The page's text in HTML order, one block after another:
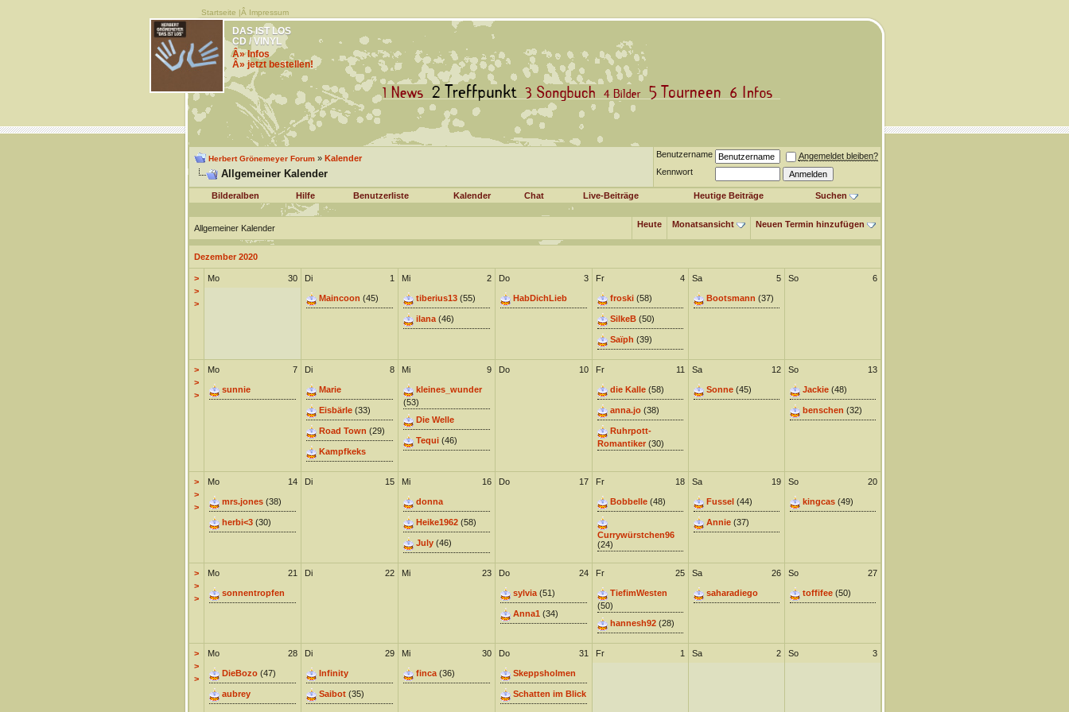
Startseite |Â Impressum
DAS IST LOS
CD / VINYL
Â» Infos
Â» jetzt bestellen!
Herbert Grönemeyer Forum» Kalender
Allgemeiner Kalender
Benutzername
Angemeldet bleiben?
Kennwort
Bilderalben Hilfe Benutzerliste Kalender Chat Live-Beiträge Heutige Beiträge Suchen
Allgemeiner Kalender Heute Monatsansicht Neuen Termin hinzufügen
Dezember 2020
>
>
>
30
Mo 1
Di
Maincoon (45)
2
Mi
tiberius13(55)
ilana(46)
3
Do
HabDichLieb
4
Fr
froski(58)
SilkeB(50)
Saïph (39)
5
Sa
Bootsmann (37)
6
So
>
>
>
7
Mo
sunnie
8
Di
Marie
Eisbärle(33)
Road Town (29)
Kampfkeks
9
Mi
kleines_wunder
(53)
Die Welle
Tequi(46)
10
Do 11
Fr
die Kalle(58)
anna.jo(38)
Ruhrpott-
Romantiker(30)
12
Sa
Sonne(45)
13
So
Jackie(48)
benschen (32)
>
>
>
14
Mo
mrs.jones(38)
herbi<3(30)
15
Di 16
Mi
donna
Heike1962(58)
July(46)
17
Do 18
Fr
Bobbelle(48)
Currywürstchen96
(24)
19
Sa
Fussel (44)
Annie(37)
20
So
kingcas(49)
>
>
>
21
Mo
sonnentropfen
22
Di 23
Mi 24
Do
sylvia(51)
Anna1(34)
25
Fr
TiefimWesten
(50)
hannesh92(28)
26
Sa
saharadiego
27
So
toffifee(50)
>
>
>
28
Mo
DieBozo(47)
aubrey
29
Di
Infinity
Saibot(35)
30
Mi
finca(36)
31
Do
Skeppsholmen
Schatten im Blick
1
Fr 2
Sa 3
So